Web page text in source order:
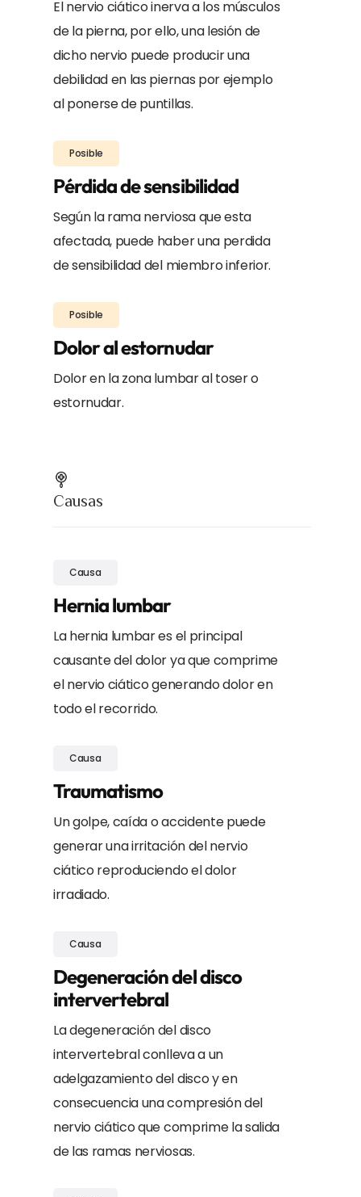
El nervio ciático inerva a los músculos
de la pierna, por ello, una lesión de
dicho nervio puede producir una
debilidad en las piernas por ejemplo
al ponerse de puntillas.
Posible
Pérdida de sensibilidad
Según la rama nerviosa que esta
afectada, puede haber una perdida
de sensibilidad del miembro inferior.
Posible
Dolor al estornudar
Dolor en la zona lumbar al toser o
estornudar.
Causas
Causa
Hernia lumbar
La hernia lumbar es el principal
causante del dolor ya que comprime
el nervio ciático generando dolor en
todo el recorrido.
Causa
Traumatismo
Un golpe, caída o accidente puede
generar una irritación del nervio
ciático reproduciendo el dolor
irradiado.
Causa
Degeneración del disco
intervertebral
La degeneración del disco
intervertebral conlleva a un
adelgazamiento del disco y en
consecuencia una compresión del
nervio ciático que comprime la salida
de las ramas nerviosas.